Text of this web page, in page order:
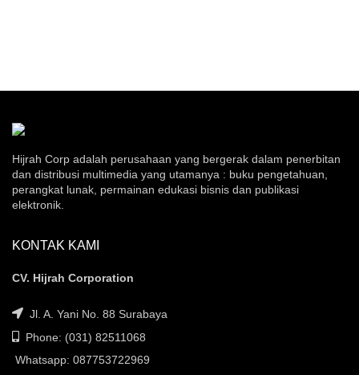
Hijrah Corp adalah perusahaan yang bergerak dalam penerbitan
dan distribusi multimedia yang utamanya : buku pengetahuan,
perangkat lunak, permainan edukasi bisnis dan publikasi
elektronik.
KONTAK KAMI
CV. Hijrah Corporation
Jl. A. Yani No. 88 Surabaya
Phone: (031) 82511068
Whatsapp: 087753722969